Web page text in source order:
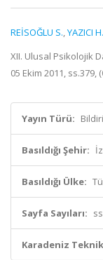
REİSOĞLU S.,YAZICI H.
XII. Ulusal Psikolojik
05 Ekim 2011, ss.379,
Yayın Türü:
Basıldığı Şehir:
Basıldığı Ülke:
Sayfa Sayıları:
Karadeniz